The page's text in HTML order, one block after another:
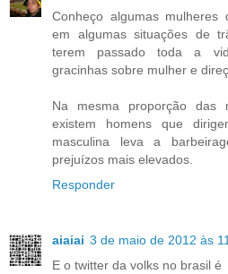
Conheço algumas
em algumas situações de
terem passado toda a
gracinhas sobre mulher e
Na mesma proporção das
existem homens que
masculina leva a
prejuízos mais elevados.
Responder
aiaiai 3 de maio de 2012 às
E o twitter da volks no brasil é